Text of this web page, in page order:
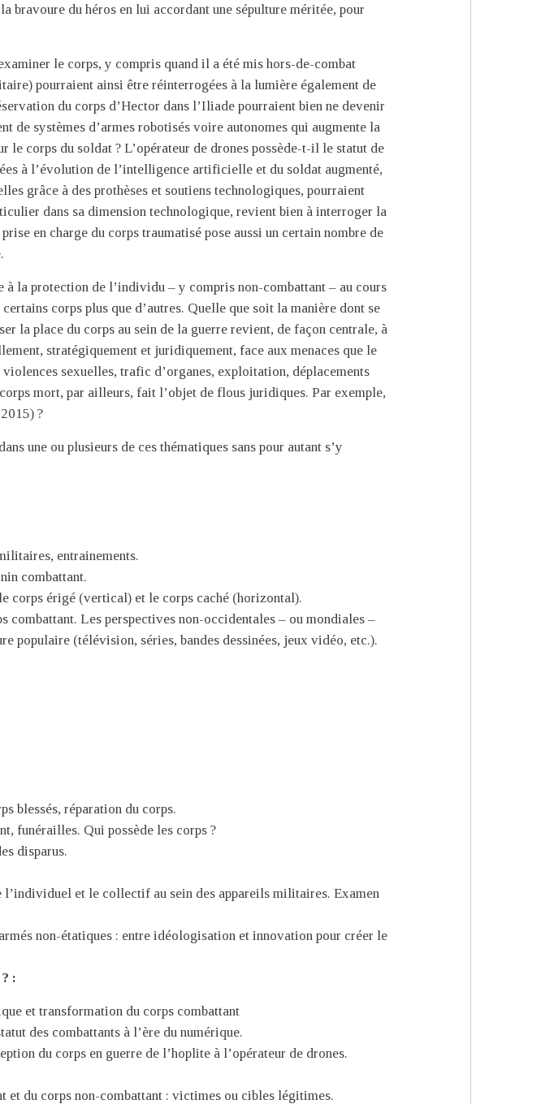
bravoure du héros en lui accordant une sépulture méritée, pour
le corps, y compris quand il a été mis hors-de-combat
pourraient ainsi être réinterrogées à la lumière également de
du corps d’Hector dans l’Iliade pourraient bien ne devenir
de systèmes d’armes robotisés voire autonomes qui augmente la
le corps du soldat ? L’opérateur de drones possède-t-il le statut de
à l’évolution de l’intelligence artificielle et du soldat augmenté,
grâce à des prothèses et soutiens technologiques, pourraient
dans sa dimension technologique, revient bien à interroger la
en charge du corps traumatisé pose aussi un certain nombre de
à la protection de l’individu – y compris non-combattant – au cours
corps plus que d’autres. Quelle que soit la manière dont se
la place du corps au sein de la guerre revient, de façon centrale, à
stratégiquement et juridiquement, face aux menaces que le
sexuelles, trafic d’organes, exploitation, déplacements
mort, par ailleurs, fait l’objet de flous juridiques. Par exemple,
?
une ou plusieurs de ces thématiques sans pour autant s’y
entrainements.
combattant.
corps érigé (vertical) et le corps caché (horizontal).
combattant. Les perspectives non-occidentales – ou mondiales –
populaire (télévision, séries, bandes dessinées, jeux vidéo, etc.).
blessés, réparation du corps.
funérailles. Qui possède les corps ?
disparus.
et le collectif au sein des appareils militaires. Examen
non-étatiques : entre idéologisation et innovation pour créer le
:
et transformation du corps combattant
des combattants à l’ère du numérique.
du corps en guerre de l’hoplite à l’opérateur de drones.
et du corps non-combattant : victimes ou cibles légitimes.